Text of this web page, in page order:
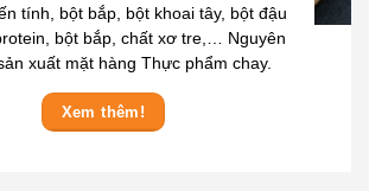
tính, bột bắp, bột khoai tây, bột đậu
bột bắp, chất xơ tre,… Nguyên
xuất mặt hàng Thực phẩm chay.
Xem thêm!